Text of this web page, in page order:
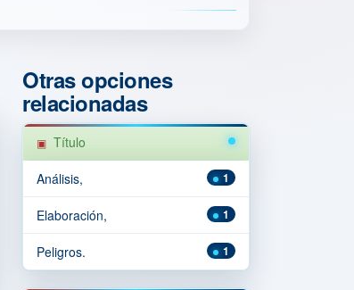
Otras opciones
relacionadas
Título
1
Análisis,
1
Elaboración,
1
Peligros.